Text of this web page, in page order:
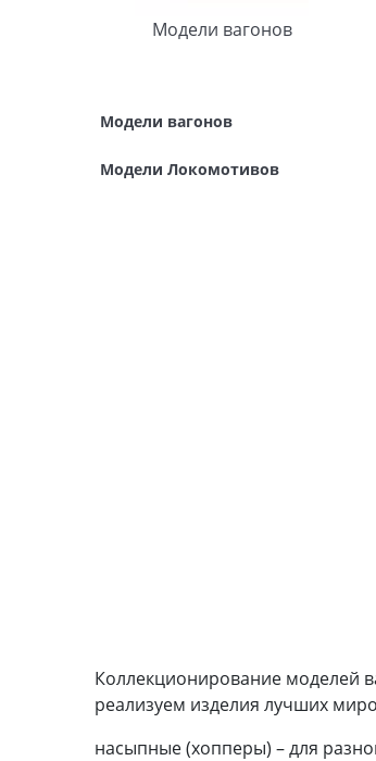
Полки под краску
Модели вагонов
Модели вагонов
Модели Локомотивов
Коллекционирование моделей
реализуем изделия лучших
насыпные (хопперы) – для